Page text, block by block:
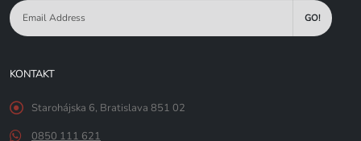
GO!
KONTAKT
Starohájska 6, Bratislava 851 02
0850 111 621